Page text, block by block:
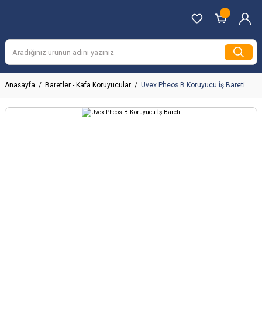
Anasayfa Baretler - Kafa Koruyucular Uvex Pheos B Koruyucu İş Bareti